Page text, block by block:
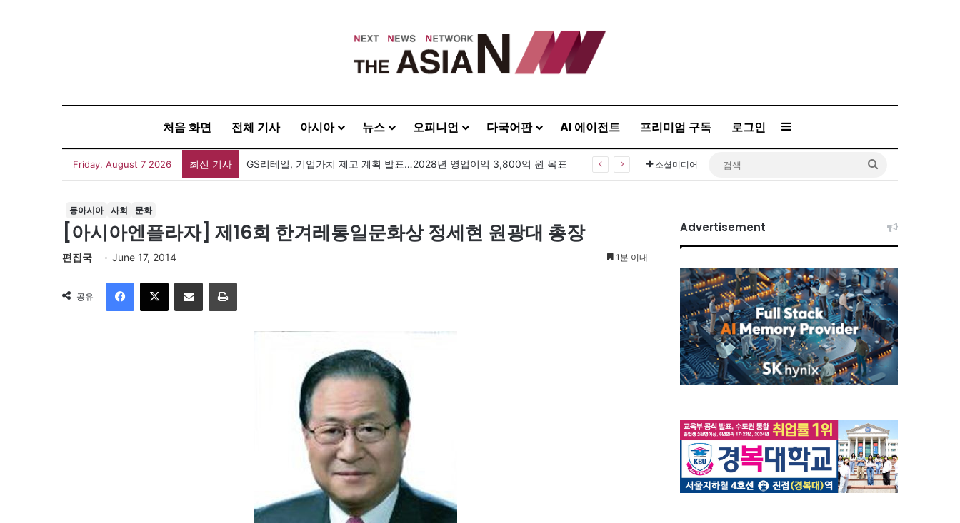
처음 화면 전체 기사 아시아 뉴스 오피니언 다국어판 AI 에이전트 프리미엄 구독 로그인 Sidebar
Friday, August 7 2026 최신 기사 GS리테일, 기업가치 제고 계획 발표…2028년 영업이익 3,800억 원 목표 소셜미디어
동아시아 사회 문화
[아시아엔플라자] 제16회 한겨레통일문화상 정세현 원광대 총장
편집국 June 17, 2014 1분 이내
공유
이메일
Advertisement